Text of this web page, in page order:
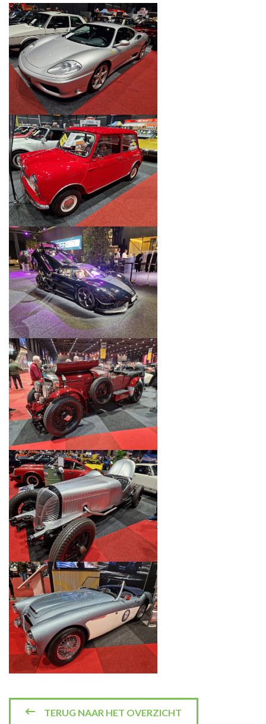
TERUG NAAR HET OVERZICHT